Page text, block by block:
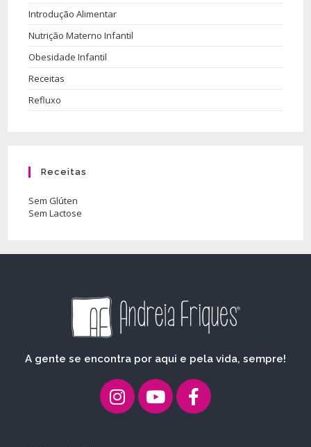
Introdução Alimentar
Nutrição Materno Infantil
Obesidade Infantil
Receitas
Refluxo
Receitas
Sem Glúten
Sem Lactose
A gente se encontra por aqui e pela vida, sempre!